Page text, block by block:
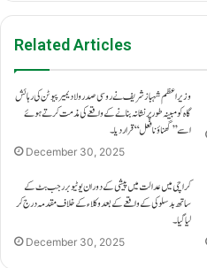
Related Articles
وزیراعظم شہباز شریف نے روسی صدر ولادیمیر پیوٹن کی رہائش
گاہ کو مبینہ طور پر نشانہ بنانے کے واقعے کی مذمت کرتے ہوئے
اسے ’’گھناؤنا فعل‘‘ قرار دیا۔
December 30, 2025
کراچی میں عدالت میں پیشی کے دوران یوٹیوبر رجب بٹ کے
ساتھ بدسلوکی کے واقعے کے بعد وکلاء کے خلاف مقدمہ درج کر
لیا گیا۔
December 30, 2025